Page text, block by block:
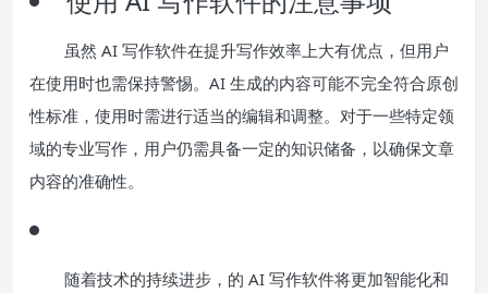
虽然 AI 写作软件在提升写作效率上大有优点，但用户
在使用时也需保持警惕。AI 生成的内容可能不完全符合原创
性标准，使用时需进行适当的编辑和调整。对于一些特定领
域的专业写作，用户仍需具备一定的知识储备，以确保文章
内容的准确性。
随着技术的持续进步，的 AI 写作软件将更加智能化和